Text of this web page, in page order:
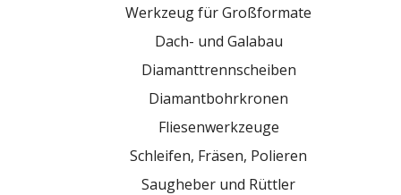
Werkzeug für Großformate
Dach- und Galabau
Diamanttrennscheiben
Diamantbohrkronen
Fliesenwerkzeuge
Schleifen, Fräsen, Polieren
Saugheber und Rüttler